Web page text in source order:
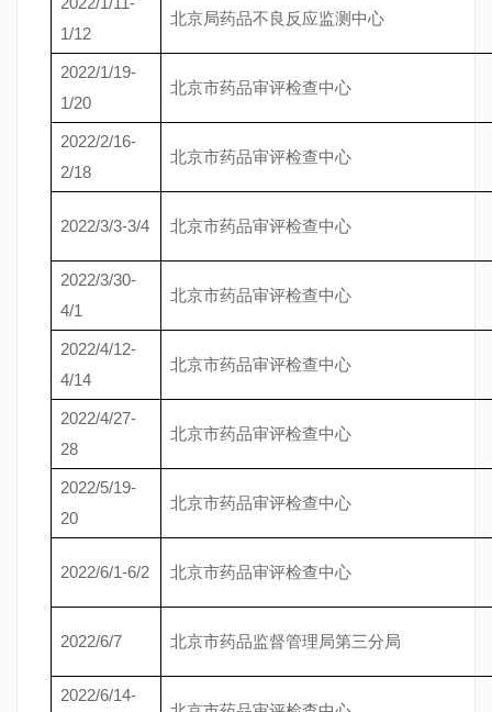
1/12
北京局药品不良反应监测中心
2022/1/19-
1/20
北京市药品审评检查中心
2022/2/16-
2/18
北京市药品审评检查中心
2022/3/3-3/4 北京市药品审评检查中心
2022/3/30-
4/1
北京市药品审评检查中心
2022/4/12-
4/14
北京市药品审评检查中心
2022/4/27-
28
北京市药品审评检查中心
2022/5/19-
20
北京市药品审评检查中心
2022/6/1-6/2 北京市药品审评检查中心
2022/6/7 北京市药品监督管理局第三分局
2022/6/14-